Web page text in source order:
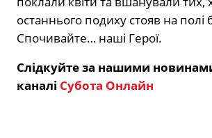
останнього подиху стояв на полі
Спочивайте… наші Герої.
Слідкуйте за нашими
каналі Субота Онлайн